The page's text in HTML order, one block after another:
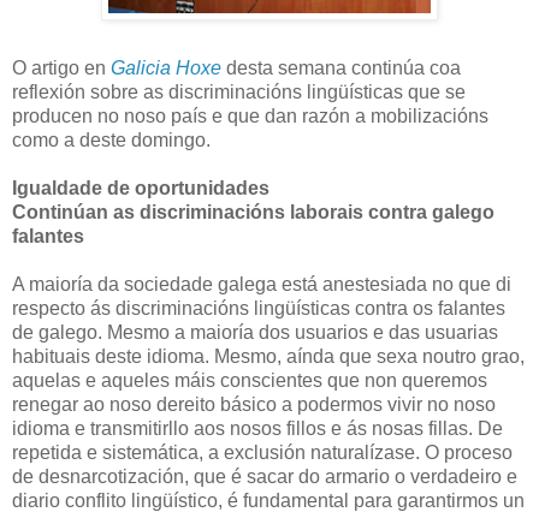
O artigo en Galicia Hoxe desta semana continúa coa
reflexión sobre as discriminacións lingüísticas que se
producen no noso país e que dan razón a mobilizacións
como a deste domingo.
Igualdade de oportunidades
Continúan as discriminacións laborais contra galego
falantes
A maioría da sociedade galega está anestesiada no que di
respecto ás discriminacións lingüísticas contra os falantes
de galego. Mesmo a maioría dos usuarios e das usuarias
habituais deste idioma. Mesmo, aínda que sexa noutro grao,
aquelas e aqueles máis conscientes que non queremos
renegar ao noso dereito básico a podermos vivir no noso
idioma e transmitirllo aos nosos fillos e ás nosas fillas. De
repetida e sistemática, a exclusión naturalízase. O proceso
de desnarcotización, que é sacar do armario o verdadeiro e
diario conflito lingüístico, é fundamental para garantirmos un